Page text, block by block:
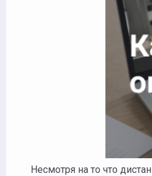
Несмотря на то что